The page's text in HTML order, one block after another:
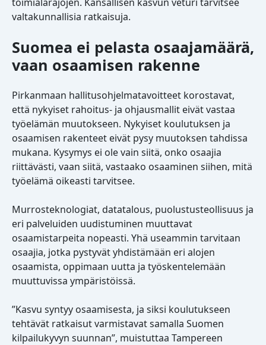
valtakunnallisia ratkaisuja.
Suomea ei pelasta osaajamäärä,
vaan osaamisen rakenne
Pirkanmaan hallitusohjelmatavoitteet korostavat,
että nykyiset rahoitus- ja ohjausmallit eivät vastaa
työelämän muutokseen. Nykyiset koulutuksen ja
osaamisen rakenteet eivät pysy muutoksen tahdissa
mukana. Kysymys ei ole vain siitä, onko osaajia
riittävästi, vaan siitä, vastaako osaaminen siihen, mitä
työelämä oikeasti tarvitsee.
Murrosteknologiat, datatalous, puolustusteollisuus ja
eri palveluiden uudistuminen muuttavat
osaamistarpeita nopeasti. Yhä useammin tarvitaan
osaajia, jotka pystyvät yhdistämään eri alojen
osaamista, oppimaan uutta ja työskentelemään
muuttuvissa ympäristöissä.
”Kasvu syntyy osaamisesta, ja siksi koulutukseen
tehtävät ratkaisut varmistavat samalla Suomen
kilpailukyvyn suunnan”, muistuttaa Tampereen